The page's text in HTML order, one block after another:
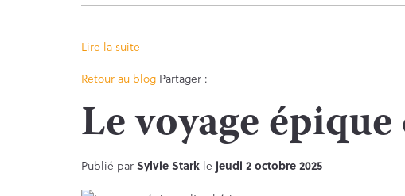
Lire la suite
Retour au blog Partager :
Le voyage
Publié parSylvie Stark le jeudi 2 octobre 2025